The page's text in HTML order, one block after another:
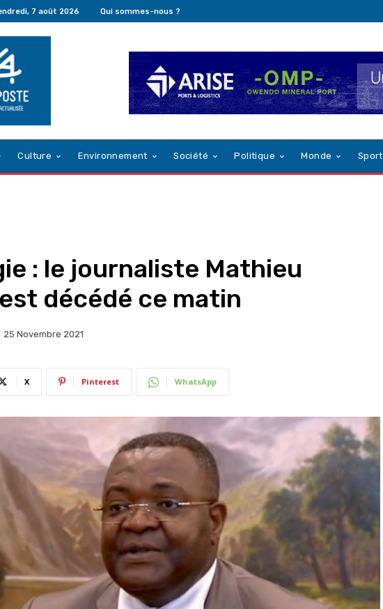
7 août 2026 Qui sommes-nous ?
Culture Environnement Société Politique Monde Sport
: le journaliste Mathieu
décédé ce matin
25 Novembre 2021
X Pinterest WhatsApp